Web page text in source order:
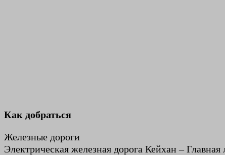
Как добраться
Железные дороги
Электрическая железная дорога Кейхан –